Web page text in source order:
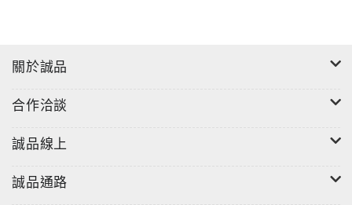
關於誠品
合作洽談
誠品線上
誠品通路